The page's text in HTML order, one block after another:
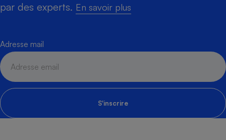
par des experts. En savoir plus
Adresse mail
S'inscrire